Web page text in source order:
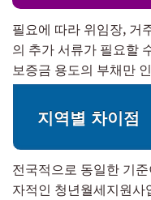
필요에 따라 위임장, 거
의 추가 서류가 필요할
보증금 용도의 부채만
지역별 차이점
전국적으로 동일한 기
자적인 청년월세지원